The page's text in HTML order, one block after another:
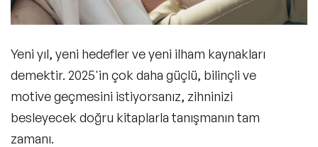
Brené Brown
Yeni yıl, yeni hedefler ve yeni ilham kaynakları
demektir. 2025'in çok daha güçlü, bilinçli ve
motive geçmesini istiyorsanız, zihninizi
besleyecek doğru kitaplarla tanışmanın tam
zamanı.